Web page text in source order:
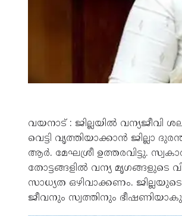
വയനാട് : ജില്ലയിൽ വന്യജീവി
വെട്ടി വൃത്തിയാക്കാൻ ജില്ലാ
ആർ. മേഘശ്രീ ഉത്തരവിട്ടു.
തോട്ടങ്ങളിൽ വന്യ മൃഗങ്ങളുടെ
സാധ്യത ഒഴിവാക്കണം.
ജീവനും സ്വത്തിനും